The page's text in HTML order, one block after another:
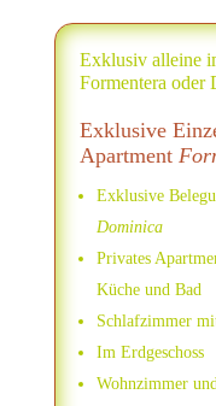
Exklusiv alleine
Formentera oder
Exklusive
Apartment
Exklusive
Dominica
Privates
Küche und Bad
Schlafzimmer
Im Erdgeschoss
Wohnzimmer